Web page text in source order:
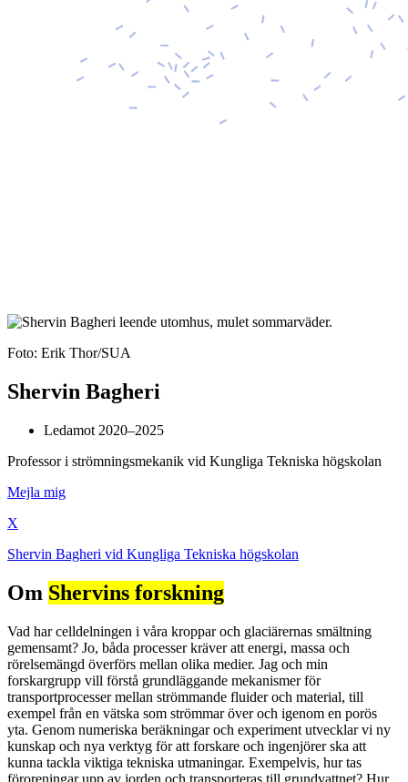
Foto: Erik Thor/SUA
Shervin Bagheri
Ledamot 2020–2025
Professor i strömningsmekanik vid Kungliga Tekniska högskolan
Mejla mig
X
Shervin Bagheri vid Kungliga Tekniska högskolan
Om Shervins forskning
Vad har celldelningen i våra kroppar och glaciärernas smältning
gemensamt? Jo, båda processer kräver att energi, massa och
rörelsemängd överförs mellan olika medier. Jag och min
forskargrupp vill förstå grundläggande mekanismer för
transportprocesser mellan strömmande fluider och material, till
exempel från en vätska som strömmar över och igenom en porös
yta. Genom numeriska beräkningar och experiment utvecklar vi ny
kunskap och nya verktyg för att forskare och ingenjörer ska att
kunna tackla viktiga tekniska utmaningar. Exempelvis, hur tas
föroreningar upp av jorden och transporteras till grundvattnet? Hur